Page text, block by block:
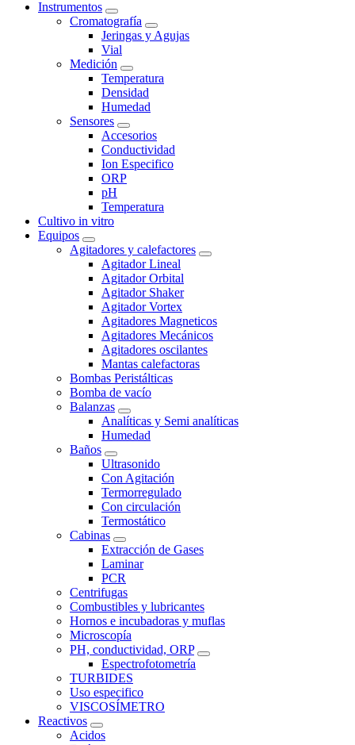
Instrumentos
Cromatografía
Jeringas y Agujas
Vial
Medición
Temperatura
Densidad
Humedad
Sensores
Accesorios
Conductividad
Ion Especifico
ORP
pH
Temperatura
Cultivo in vitro
Equipos
Agitadores y calefactores
Agitador Lineal
Agitador Orbital
Agitador Shaker
Agitador Vortex
Agitadores Magneticos
Agitadores Mecánicos
Agitadores oscilantes
Mantas calefactoras
Bombas Peristálticas
Bomba de vacío
Balanzas
Analíticas y Semi analíticas
Humedad
Baños
Ultrasonido
Con Agitación
Termorregulado
Con circulación
Termostático
Cabinas
Extracción de Gases
Laminar
PCR
Centrifugas
Combustibles y lubricantes
Hornos e incubadoras y muflas
Microscopía
PH, conductividad, ORP
Espectrofotometría
TURBIDES
Uso especifico
VISCOSÍMETRO
Reactivos
Acidos